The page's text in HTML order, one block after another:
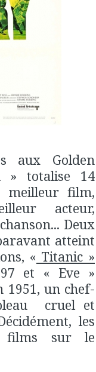
aux Golden
totalise 14
meilleur film,
acteur,
Deux
atteint
« Titanic »
et « Eve »
1951, un chef-
cruel et
les
films sur le